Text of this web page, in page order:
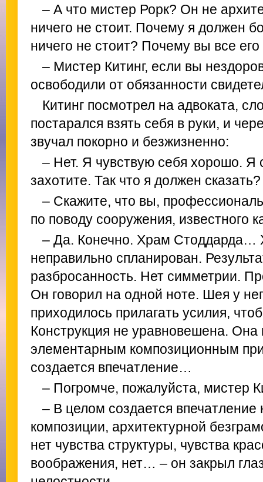
– А что мистер Рорк? Он не
ничего не стоит. Почему я должен
ничего не стоит? Почему вы все
– Мистер Китинг, если вы
освободили от обязанности
Китинг посмотрел на адвоката,
постарался взять себя в руки, и
звучал покорно и безжизненно:
– Нет. Я чувствую себя хорошо. Я
захотите. Так что я должен сказать?
– Скажите, что вы,
по поводу сооружения, известного
– Да. Конечно. Храм Стоддарда…
неправильно спланирован.
разбросанность. Нет симметрии.
Он говорил на одной ноте. Шея у
приходилось прилагать усилия,
Конструкция не уравновешена. Она
элементарным композиционным
создается впечатление…
– Погромче, пожалуйста, мистер
– В целом создается
композиции, архитектурной
нет чувства структуры, чувства
воображения, нет… – он закрыл